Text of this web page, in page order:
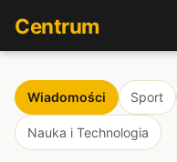
Centrum
Wiadomości Sport
Nauka i Technologia